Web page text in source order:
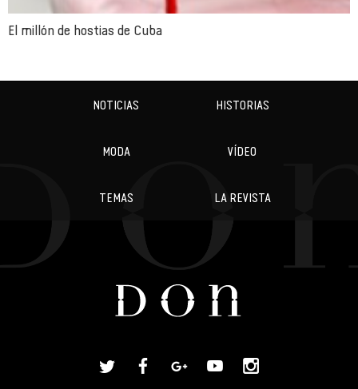
El millón de hostias de Cuba
NOTICIAS HISTORIAS
MODA VÍDEO
TEMAS LA REVISTA